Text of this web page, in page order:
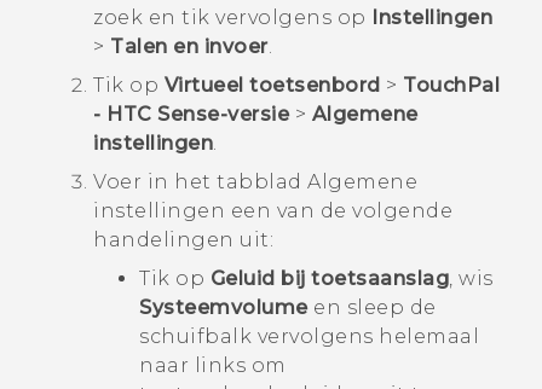
zoek en tik vervolgens op
Instellingen
> Talen en invoer.
Tik op Virtueel toetsenbord > TouchPal
- HTC Sense-versie> Algemene
instellingen.
Voer in het tabblad Algemene
instellingen een van de volgende
handelingen uit:
Tik op Geluid bij toetsaanslag, wis
Systeemvolumeen sleep de
schuifbalk vervolgens helemaal
naar links om